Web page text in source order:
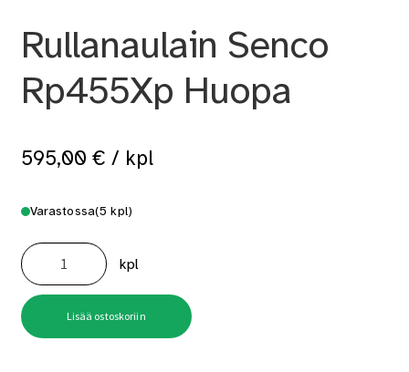
Rullanaulain Senco
Rp455Xp Huopa
595,00 € / kpl
Varastossa(5 kpl)
Rullanaulain
Senco
Rp455Xp
Huopa
määrä
kpl
Lisää ostoskoriin